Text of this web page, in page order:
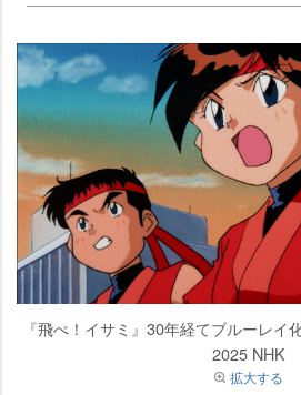
『飛べ！イサミ』30年経てブルーレ
2025 NHK
拡大する